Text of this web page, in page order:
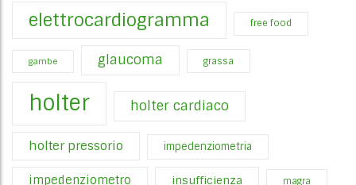
elettrocardiogramma free food
gambe glaucoma grassa
holter holter cardiaco
holter pressorio impedenziometria
impedenziometro insufficienza magra